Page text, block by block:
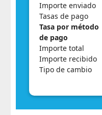
Importe enviado
Tasas de pago
Tasa por método
de pago
Importe total
Importe recibido
Tipo de cambio